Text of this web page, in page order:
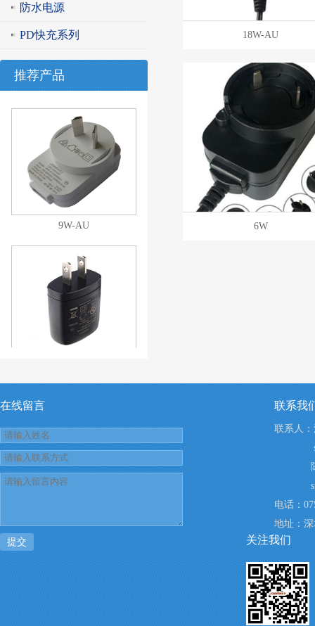
防水电源
PD快充系列
推荐产品
9W-AU
18W-AU
6W
在线留言
提交
联系我
联系人：
陈先
电话：
地址：
关注我们